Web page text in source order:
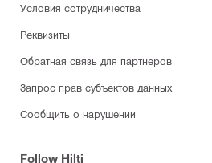
Условия сотрудничества
Реквизиты
Обратная связь для партнеров
Запрос прав субъектов данных
Сообщить о нарушении
Follow Hilti